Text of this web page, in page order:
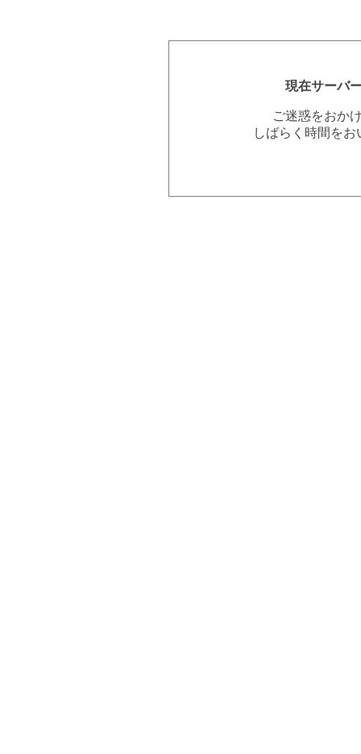
現在サーバ
ご迷惑をおか
しばらく時間を